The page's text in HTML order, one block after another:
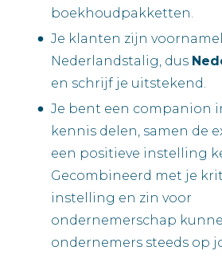
boekhoudpakketten.
Je klanten zijn
Nederlandstalig, dus
en schrijf je uitstekend.
Je bent een companion
kennis delen, samen de
een positieve instelling
Gecombineerd met je
instelling en zin voor
ondernemerschap
ondernemers steeds op